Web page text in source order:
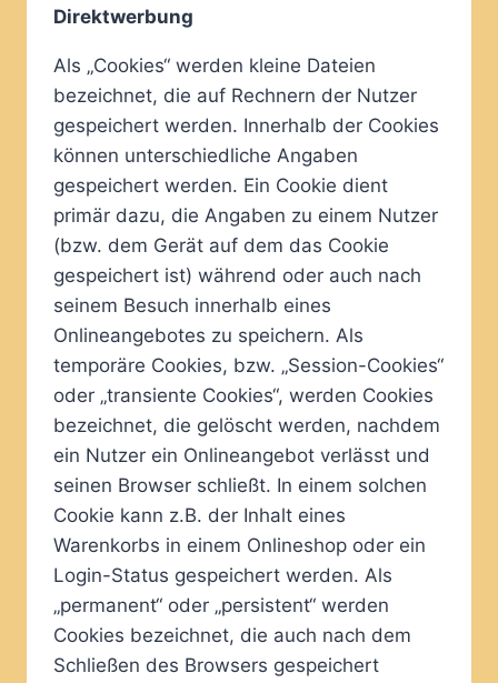
Direktwerbung
Als „Cookies“ werden kleine Dateien
bezeichnet, die auf Rechnern der Nutzer
gespeichert werden. Innerhalb der Cookies
können unterschiedliche Angaben
gespeichert werden. Ein Cookie dient
primär dazu, die Angaben zu einem Nutzer
(bzw. dem Gerät auf dem das Cookie
gespeichert ist) während oder auch nach
seinem Besuch innerhalb eines
Onlineangebotes zu speichern. Als
temporäre Cookies, bzw. „Session-Cookies“
oder „transiente Cookies“, werden Cookies
bezeichnet, die gelöscht werden, nachdem
ein Nutzer ein Onlineangebot verlässt und
seinen Browser schließt. In einem solchen
Cookie kann z.B. der Inhalt eines
Warenkorbs in einem Onlineshop oder ein
Login-Status gespeichert werden. Als
„permanent“ oder „persistent“ werden
Cookies bezeichnet, die auch nach dem
Schließen des Browsers gespeichert